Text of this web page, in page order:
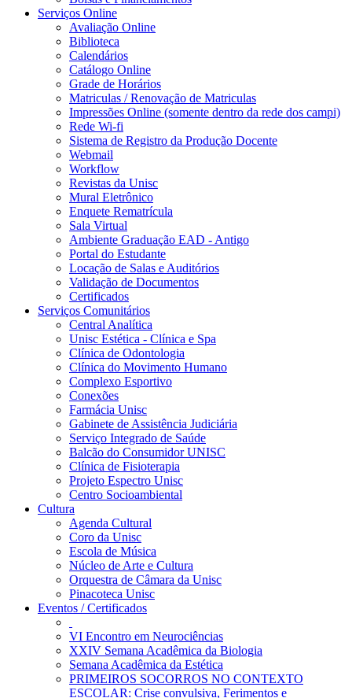
Serviços Online
Avaliação Online
Biblioteca
Calendários
Catálogo Online
Grade de Horários
Matriculas / Renovação de Matriculas
Impressões Online (somente dentro da rede dos campi)
Rede Wi-fi
Sistema de Registro da Produção Docente
Webmail
Workflow
Revistas da Unisc
Mural Eletrônico
Enquete Rematrícula
Sala Virtual
Ambiente Graduação EAD - Antigo
Portal do Estudante
Locação de Salas e Auditórios
Validação de Documentos
Certificados
Serviços Comunitários
Central Analítica
Unisc Estética - Clínica e Spa
Clínica de Odontologia
Clínica do Movimento Humano
Complexo Esportivo
Conexões
Farmácia Unisc
Gabinete de Assistência Judiciária
Serviço Integrado de Saúde
Balcão do Consumidor UNISC
Clínica de Fisioterapia
Projeto Espectro Unisc
Centro Socioambiental
Cultura
Agenda Cultural
Coro da Unisc
Escola de Música
Núcleo de Arte e Cultura
Orquestra de Câmara da Unisc
Pinacoteca Unisc
Eventos / Certificados
VI Encontro em Neurociências
XXIV Semana Acadêmica da Biologia
Semana Acadêmica da Estética
PRIMEIROS SOCORROS NO CONTEXTO
ESCOLAR: Crise convulsiva, Ferimentos e